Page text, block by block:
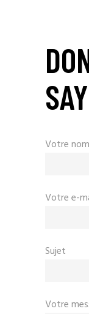
Votre
Votre e-
Sujet
Votre